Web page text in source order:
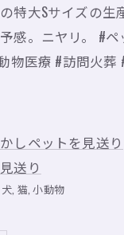
特大Sサイズの
感。ニヤリ。 #
物医療 #訪問火
しペットを見送り
送り
犬 猫 小動物